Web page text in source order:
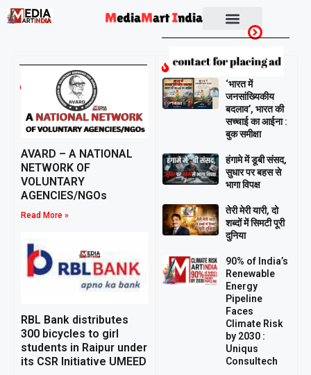
March 14,
2026
AVARD – A NATIONAL
NETWORK OF
VOLUNTARY
AGENCIES/NGOs
Read More »
RBL Bank distributes
300 bicycles to girl
students in Raipur under
its CSR Initiative UMEED
Breaking
‘भारत में
जनसांख्यिकीय
बदलाव’, भारत की
सच्चाई का आईना :
बुक समीक्षा
हंगामे में डूबी संसद,
सुधार पर बहस से
भागा विपक्ष
तेरी मेरी यारी, दो
शब्दों में सिमटी पूरी
दुनिया
90% of India’s
Renewable
Energy
Pipeline
Faces
Climate Risk
by 2030 :
Uniqus
Consultech